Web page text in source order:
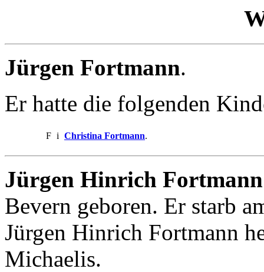
Jürgen Fortmann.
Er hatte die folgenden
F i Christina Fortmann.
Jürgen Hinrich Fortmann
Bevern geboren. Er starb
Jürgen Hinrich Fortmann
Michaelis.